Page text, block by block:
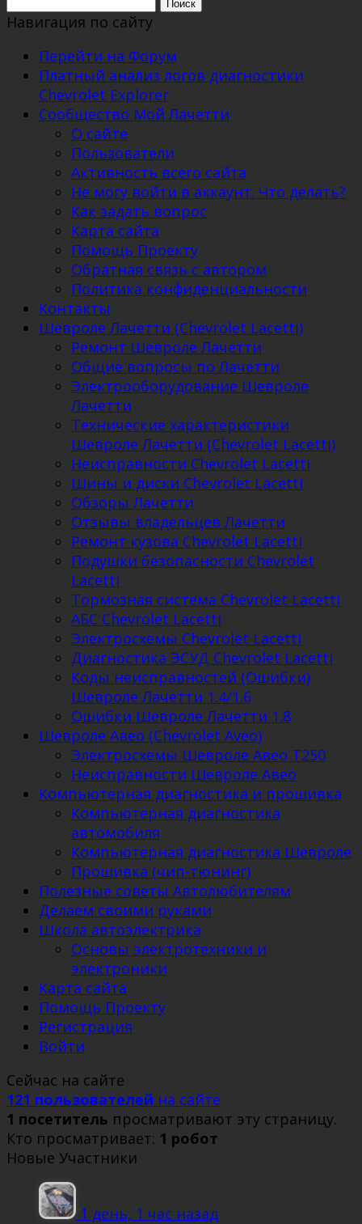
Навигация по сайту
Перейти на Форум
Платный анализ логов диагностики
Chevrolet Explorer
Сообщество Мой Лачетти
О сайте
Пользователи
Активность всего сайта
Не могу войти в аккаунт. Что делать?
Как задать вопрос
Карта сайта
Помощь Проекту
Обратная связь с автором
Политика конфиденциальности
Контакты
Шевроле Лачетти (Chevrolet Lacetti)
Ремонт Шевроле Лачетти
Общие вопросы по Лачетти
Электрооборудование Шевроле
Лачетти
Технические характеристики
Шевроле Лачетти (Chevrolet Lacetti)
Неисправности Chevrolet Lacetti
Шины и диски Chevrolet Lacetti
Обзоры Лачетти
Отзывы владельцев Лачетти
Ремонт кузова Chevrolet Lacetti
Подушки безопасности Chevrolet
Lacetti
Тормозная система Chevrolet Lacetti
АБС Chevrolet Lacetti
Электросхемы Chevrolet Lacetti
Диагностика ЭСУД Chevrolet Lacetti
Коды неисправностей (Ошибки)
Шевроле Лачетти 1.4/1.6
Ошибки Шевроле Лачетти 1.8
Шевроле Авео (Chevrolet Aveo)
Электросхемы Шевроле Авео Т250
Неисправности Шевроле Авео
Компьютерная диагностика и прошивка
Компьютерная диагностика
автомобиля
Компьютерная диагностика Шевроле
Прошивка (чип-тюнинг)
Полезные советы Автолюбителям
Делаем своими руками
Школа автоэлектрика
Основы электротехники и
электроники
Карта сайта
Помощь Проекту
Регистрация
Войти
Сейчас на сайте
121 пользователей на сайте
1 посетитель просматривают эту страницу.
Кто просматривает: 1 робот
Новые Участники
1 день, 1 час назад